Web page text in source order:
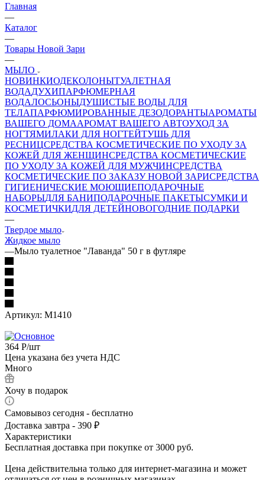
Главная
—
Каталог
—
Товары Новой Зари
—
МЫЛО
НОВИНКИОДЕКОЛОНЫТУАЛЕТНАЯ
ВОДАДУХИПАРФЮМЕРНАЯ
ВОДАЛОСЬОНЫДУШИСТЫЕ ВОДЫ ДЛЯ
ТЕЛАПАРФЮМИРОВАННЫЕ ДЕЗОДОРАНТЫАРОМАТЫ
ВАШЕГО ДОМААРОМАТ ВАШЕГО АВТОУХОД ЗА
НОГТЯМИЛАКИ ДЛЯ НОГТЕЙТУШЬ ДЛЯ
РЕСНИЦСРЕДСТВА КОСМЕТИЧЕСКИЕ ПО УХОДУ ЗА
КОЖЕЙ ДЛЯ ЖЕНЩИНСРЕДСТВА КОСМЕТИЧЕСКИЕ
ПО УХОДУ ЗА КОЖЕЙ ДЛЯ МУЖЧИНСРЕДСТВА
КОСМЕТИЧЕСКИЕ ПО ЗАКАЗУ НОВОЙ ЗАРИСРЕДСТВА
ГИГИЕНИЧЕСКИЕ МОЮЩИЕПОДАРОЧНЫЕ
НАБОРЫДЛЯ БАНИПОДАРОЧНЫЕ ПАКЕТЫСУМКИ И
КОСМЕТИЧКИДЛЯ ДЕТЕЙНОВОГОДНИЕ ПОДАРКИ
—
Твердое мыло
Жидкое мыло
—Мыло туалетное "Лаванда" 50 г в футляре
Артикул: М1410
364 Р/шт
Цена указана без учета НДС
Много
Хочу в подарок
Самовывоз сегодня - бесплатно
Доставка завтра - 390 ₽
Характеристики
Бесплатная доставка при покупке от 3000 руб.
Цена действительна только для интернет-магазина и может